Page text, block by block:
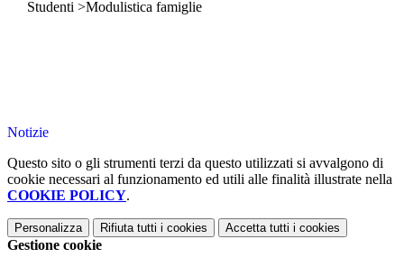
Studenti >Modulistica famiglie
Notizie
Questo sito o gli strumenti terzi da questo utilizzati si avvalgono di
cookie necessari al funzionamento ed utili alle finalità illustrate nella
COOKIE POLICY.
Personalizza Rifiuta tutti i cookies Accetta tutti i cookies
Gestione cookie